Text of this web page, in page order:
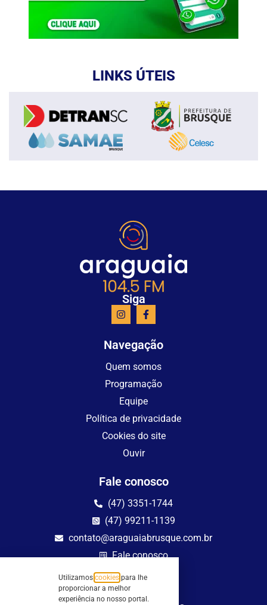
LINKS ÚTEIS
Siga
Navegação
Quem somos
Programação
Equipe
Política de privacidade
Cookies do site
Ouvir
Fale conosco
(47) 3351-1744
(47) 99211-1139
contato@araguaiabrusque.com.br
Fale conosco
Site seguro
Utilizamos cookies para lhe
proporcionar a melhor
experiência no nosso portal.